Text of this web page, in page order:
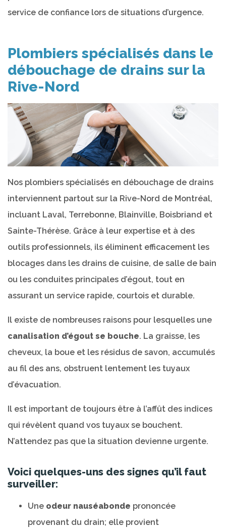
service de confiance lors de situations d’urgence.
Plombiers spécialisés dans le
débouchage de drains sur la
Rive-Nord
Nos plombiers spécialisés en débouchage de drains
interviennent partout sur la Rive-Nord de Montréal,
incluant Laval, Terrebonne, Blainville, Boisbriand et
Sainte-Thérèse. Grâce à leur expertise et à des
outils professionnels, ils éliminent efficacement les
blocages dans les drains de cuisine, de salle de bain
ou les conduites principales d’égout, tout en
assurant un service rapide, courtois et durable.
Il existe de nombreuses raisons pour lesquelles une
canalisation d’égout se bouche. La graisse, les
cheveux, la boue et les résidus de savon, accumulés
au fil des ans, obstruent lentement les tuyaux
d’évacuation.
Il est important de toujours être à l’affût des indices
qui révèlent quand vos tuyaux se bouchent.
N’attendez pas que la situation devienne urgente.
Voici quelques-uns des signes qu’il faut
surveiller:
Une odeur nauséabonde prononcée
provenant du drain; elle provient